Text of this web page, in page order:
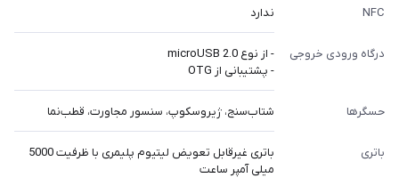
NFC ندارد
درگاه ورودی خروجی
- از نوع microUSB 2.0
- پشتیبانی از OTG
حسگرها شتاب‌سنج، ژیروسکوپ، سنسور مجاورت، قطب‌نما
باتری
باتری غیرقابل تعویض لیتیوم پلیمری با ظرفیت 5000
میلی آمپر ساعت